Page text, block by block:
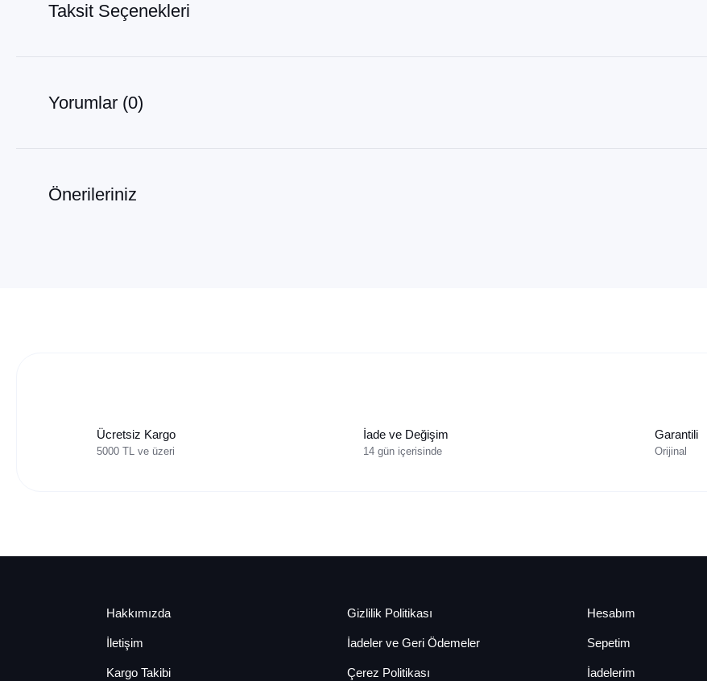
Taksit Seçenekleri
Yorumlar (0)
Önerileriniz
Ücretsiz Kargo
5000 TL ve üzeri
İade ve Değişim
14 gün içerisinde
Garantili
Orijinal
Hakkımızda
İletişim
Kargo Takibi
Gizlilik Politikası
İadeler ve Geri Ödemeler
Çerez Politikası
Hesabım
Sepetim
İadelerim